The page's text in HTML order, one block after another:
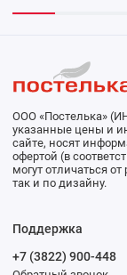
ООО «Постелька»
указанные цены и
сайте, носят
офертой (в
могут отличаться
так и по дизайну.
Поддержка
+7 (3822) 900-448